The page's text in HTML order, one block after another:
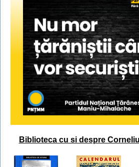
Biblioteca cu si despre